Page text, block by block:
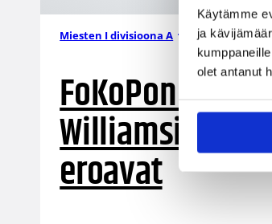
Käytämme
ja
olet antanut
Miesten I divisioona A 13.03.2007 00:00
FoKoPon ja
Williamsin tiet
eroavat